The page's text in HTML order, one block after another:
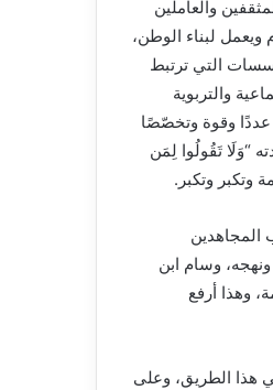
والعاملين
لبناء الوطن،
التي ترتبط
والتربوية
عددًا وقوة وتخصّصًا
“وَلَا تَقُولُوا لِمَن
وتكبر وتكبر.
المجاهدين
وسام ابن
وهذا أرفع
هذا الطريق، وعلى